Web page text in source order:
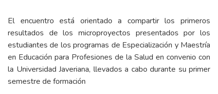
El encuentro está orientado a compartir los primeros
resultados de los microproyectos presentados por los
estudiantes de los programas de Especialización y Maestría
en Educación para Profesiones de la Salud en convenio con
la Universidad Javeriana, llevados a cabo durante su primer
semestre de formación